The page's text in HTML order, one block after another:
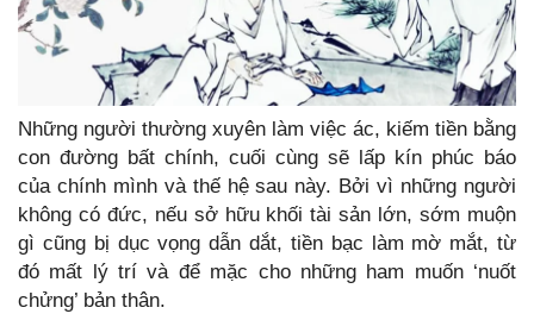
Những người thường xuyên làm việc ác, kiếm tiền bằng
con đường bất chính, cuối cùng sẽ lấp kín phúc báo
của chính mình và thế hệ sau này. Bởi vì những người
không có đức, nếu sở hữu khối tài sản lớn, sớm muộn
gì cũng bị dục vọng dẫn dắt, tiền bạc làm mờ mắt, từ
đó mất lý trí và để mặc cho những ham muốn ‘nuốt
chửng’ bản thân.